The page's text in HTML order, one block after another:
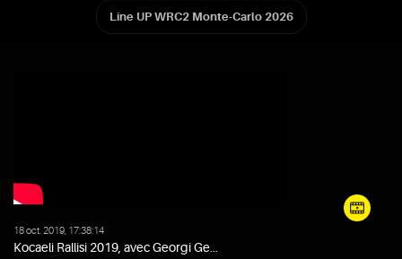
Line UP WRC2 Monte-Carlo 2026
18 oct. 2019, 17:38:14
Kocaeli Rallisi 2019, avec Georgi Ge...